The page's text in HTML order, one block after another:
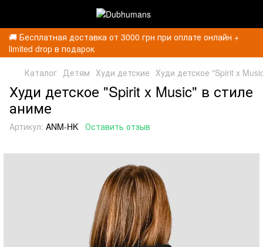
🚚 Бесплатная доставка от 3000 грн при оплате онлайн +
limited drop в подарок
Каталог Детям Худи детские Худи детское "Spirit x
Худи детское "Spirit x Music" в стиле
аниме
Артикул: ANM-HK Оставить отзыв